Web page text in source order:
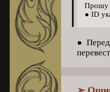
|
Прошу
● ID
●